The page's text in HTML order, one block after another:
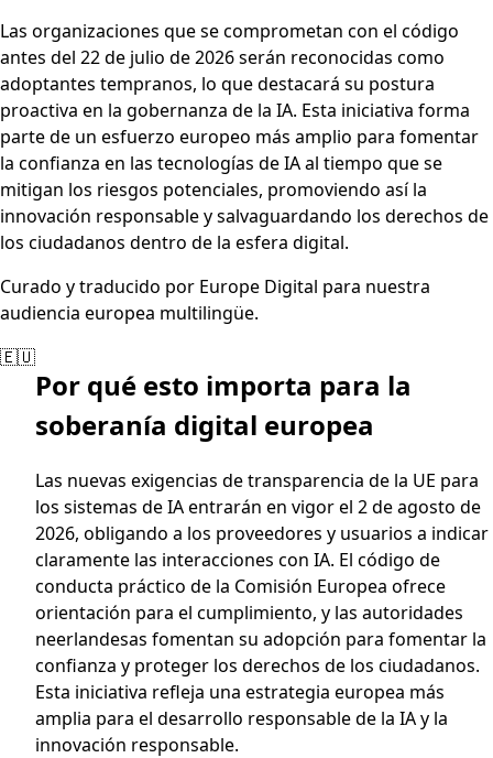
Las organizaciones que se comprometan con el código
antes del 22 de julio de 2026 serán reconocidas como
adoptantes tempranos, lo que destacará su postura
proactiva en la gobernanza de la IA. Esta iniciativa forma
parte de un esfuerzo europeo más amplio para fomentar
la confianza en las tecnologías de IA al tiempo que se
mitigan los riesgos potenciales, promoviendo así la
innovación responsable y salvaguardando los derechos de
los ciudadanos dentro de la esfera digital.
Curado y traducido por Europe Digital para nuestra
audiencia europea multilingüe.
🇪🇺
Por qué esto importa para la
soberanía digital europea
Las nuevas exigencias de transparencia de la UE para
los sistemas de IA entrarán en vigor el 2 de agosto de
2026, obligando a los proveedores y usuarios a indicar
claramente las interacciones con IA. El código de
conducta práctico de la Comisión Europea ofrece
orientación para el cumplimiento, y las autoridades
neerlandesas fomentan su adopción para fomentar la
confianza y proteger los derechos de los ciudadanos.
Esta iniciativa refleja una estrategia europea más
amplia para el desarrollo responsable de la IA y la
innovación responsable.